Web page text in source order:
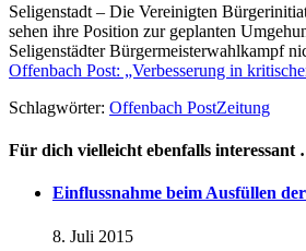
Seligenstadt – Die Vereinigten
sehen ihre Position zur geplanten
Seligenstädter Bürgermeisterwahlkampf
Offenbach Post: „Verbesserung in
Schlagwörter: Offenbach PostZeitung
Für dich vielleicht ebenfalls interessant
Einflussnahme beim Ausfüllen
8. Juli 2015